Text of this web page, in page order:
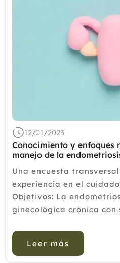
12/01/2023
Conocimiento y enfoques
manejo de la
Una encuesta
experiencia en el
Objetivos: La
ginecológica crónica con
Para garantizar la mejor
Leer más